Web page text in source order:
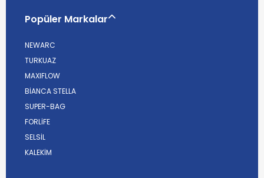
Popüler Markalar
NEWARC
TURKUAZ
MAXIFLOW
BİANCA STELLA
SUPER-BAG
FORLİFE
SELSİL
KALEKİM